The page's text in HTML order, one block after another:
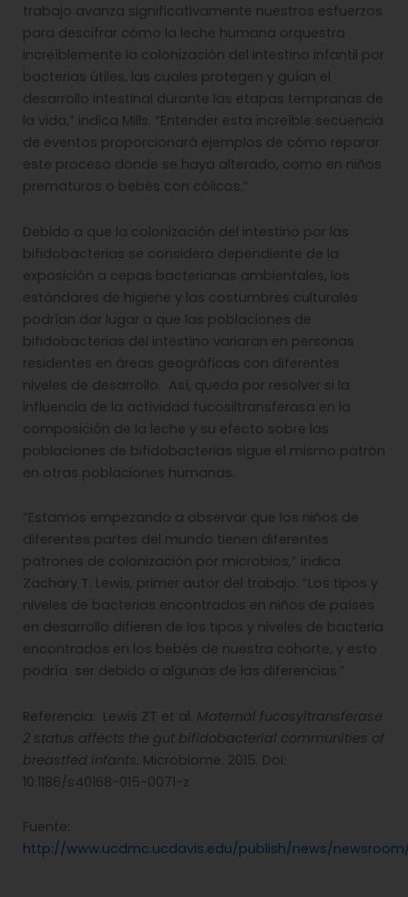
trabajo avanza significativamente nuestros esfuerzos
para descifrar cómo la leche humana orquestra
increíblemente la colonización del intestino infantil por
bacterias útiles, las cuales protegen y guían el
desarrollo intestinal durante las etapas tempranas de
la vida,” indica Mills. “Entender esta increíble secuencia
de eventos proporcionará ejemplos de cómo reparar
este proceso donde se haya alterado, como en niños
prematuros o bebés con cólicos.”
Debido a que la colonización del intestino por las
bifidobacterias se considera dependiente de la
exposición a cepas bacterianas ambientales, los
estándares de higiene y las costumbres culturales
podrían dar lugar a que las poblaciones de
bifidobacterias del intestino variaran en personas
residentes en áreas geográficas con diferentes
niveles de desarrollo. Así, queda por resolver si la
influencia de la actividad fucosiltransferasa en la
composición de la leche y su efecto sobre las
poblaciones de bifidobacterias sigue el mismo patrón
en otras poblaciones humanas.
“Estamos empezando a observar que los niños de
diferentes partes del mundo tienen diferentes
patrones de colonización por microbios,” indica
Zachary T. Lewis, primer autor del trabajo. “Los tipos y
niveles de bacterias encontrados en niños de países
en desarrollo difieren de los tipos y niveles de bacteria
encontrados en los bebés de nuestra cohorte, y esto
podría ser debido a algunas de las diferencias.”
Referencia: Lewis ZT et al. Maternal fucosyltransferase
2 status affects the gut bifidobacterial communities of
breastfed infants. Microbiome. 2015. Doi:
10.1186/s40168-015-0071-z
Fuente:
http://www.ucdmc.ucdavis.edu/publish/news/